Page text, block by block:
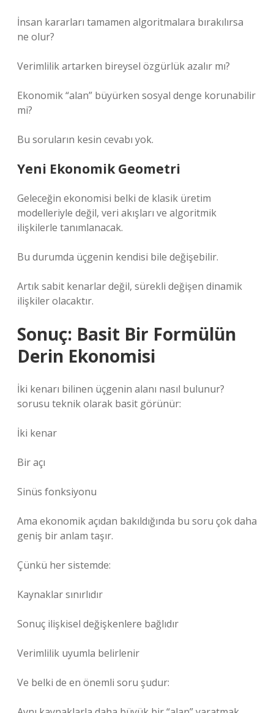
İnsan kararları tamamen algoritmalara bırakılırsa
ne olur?
Verimlilik artarken bireysel özgürlük azalır mı?
Ekonomik “alan” büyürken sosyal denge korunabilir
mi?
Bu soruların kesin cevabı yok.
Yeni Ekonomik Geometri
Geleceğin ekonomisi belki de klasik üretim
modelleriyle değil, veri akışları ve algoritmik
ilişkilerle tanımlanacak.
Bu durumda üçgenin kendisi bile değişebilir.
Artık sabit kenarlar değil, sürekli değişen dinamik
ilişkiler olacaktır.
Sonuç: Basit Bir Formülün
Derin Ekonomisi
İki kenarı bilinen üçgenin alanı nasıl bulunur?
sorusu teknik olarak basit görünür:
İki kenar
Bir açı
Sinüs fonksiyonu
Ama ekonomik açıdan bakıldığında bu soru çok daha
geniş bir anlam taşır.
Çünkü her sistemde:
Kaynaklar sınırlıdır
Sonuç ilişkisel değişkenlere bağlıdır
Verimlilik uyumla belirlenir
Ve belki de en önemli soru şudur: